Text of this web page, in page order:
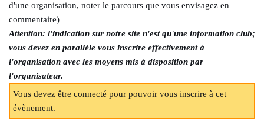
d'une organisation, noter le parcours que vous envisagez en
commentaire)
Attention: l'indication sur notre site n'est qu'une information club;
vous devez en parallèle vous inscrire effectivement à
l'organisation avec les moyens mis à disposition par
l'organisateur.
Vous devez être connecté pour pouvoir vous inscrire à cet
évènement.